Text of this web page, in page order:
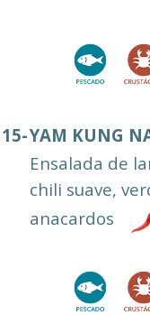
15-YAM KUNG
Ensalada de
chili suave,
anacardos